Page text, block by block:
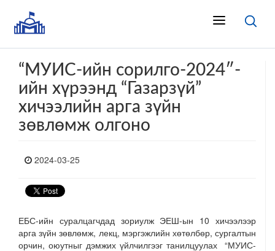
“МУИС-ийн сорилго-2024″-
ийн хүрээнд “Газарзүй”
хичээлийн арга зүйн
зөвлөмж олгоно
2024-03-25
ЕБС-ийн суралцагчдад зориулж ЭЕШ-ын 10 хичээлээр
арга зүйн зөвлөмж, лекц, мэргэжлийн хөтөлбөр, сургалтын
орчин, оюутныг дэмжих үйлчилгээг танилцуулах “МУИС-